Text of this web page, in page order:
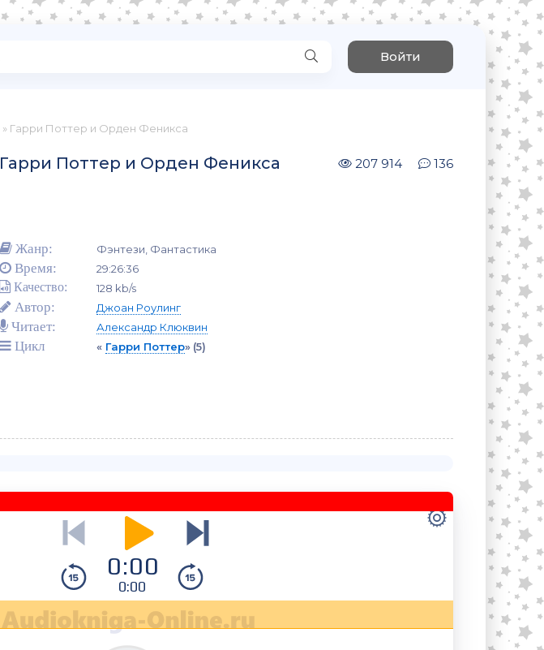
Войти
» Гарри Поттер и Орден Феникса
Гарри Поттер и Орден Феникса 207 914 136
Жанр: Фэнтези, Фантастика
Время: 29:26:36
Качество: 128 kb/s
Автор: Джоан Роулинг
Читает: Александр Клюквин
Цикл « Гарри Поттер» (5)
0:00
0:00